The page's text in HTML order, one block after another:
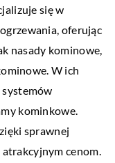
się w
oferując
nasady kominowe,
W ich
systemów
kominkowe.
sprawnej
atrakcyjnym cenom.